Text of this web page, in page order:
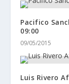
Pacifico
09:00
09/05/2015
Luis Rivero